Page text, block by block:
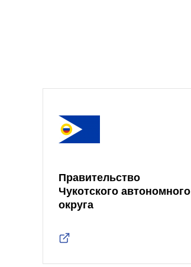
Правительство
Чукотского автономного
округа